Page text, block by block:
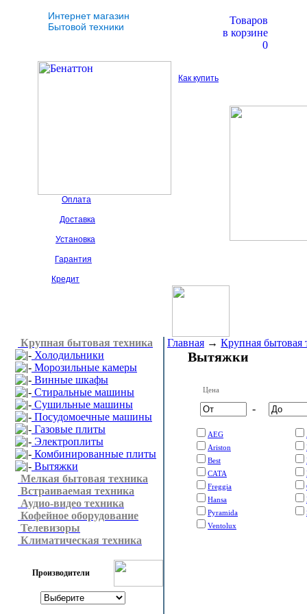
Интернет магазин
Бытовой техники
Товаров
в корзине
0
Как купить
Оплата
Доставка
Установка
Гарантия
Кредит
Крупная бытовая техника
Холодильники
Морозильные камеры
Винные шкафы
Стиральные машины
Сушильные машины
Посудомоечные машины
Газовые плиты
Электроплиты
Комбинированные плиты
Вытяжки
Мелкая бытовая техника
Встраиваемая техника
Аудио-видео техника
Кофейное оборудование
Телевизоры
Климатическая техника
Производители
Главная → Крупная бытовая
Вытяжки
Цена
-
AEG
Ariston
Best
CATA
Freggia
Hansa
Pyramida
Ventolux